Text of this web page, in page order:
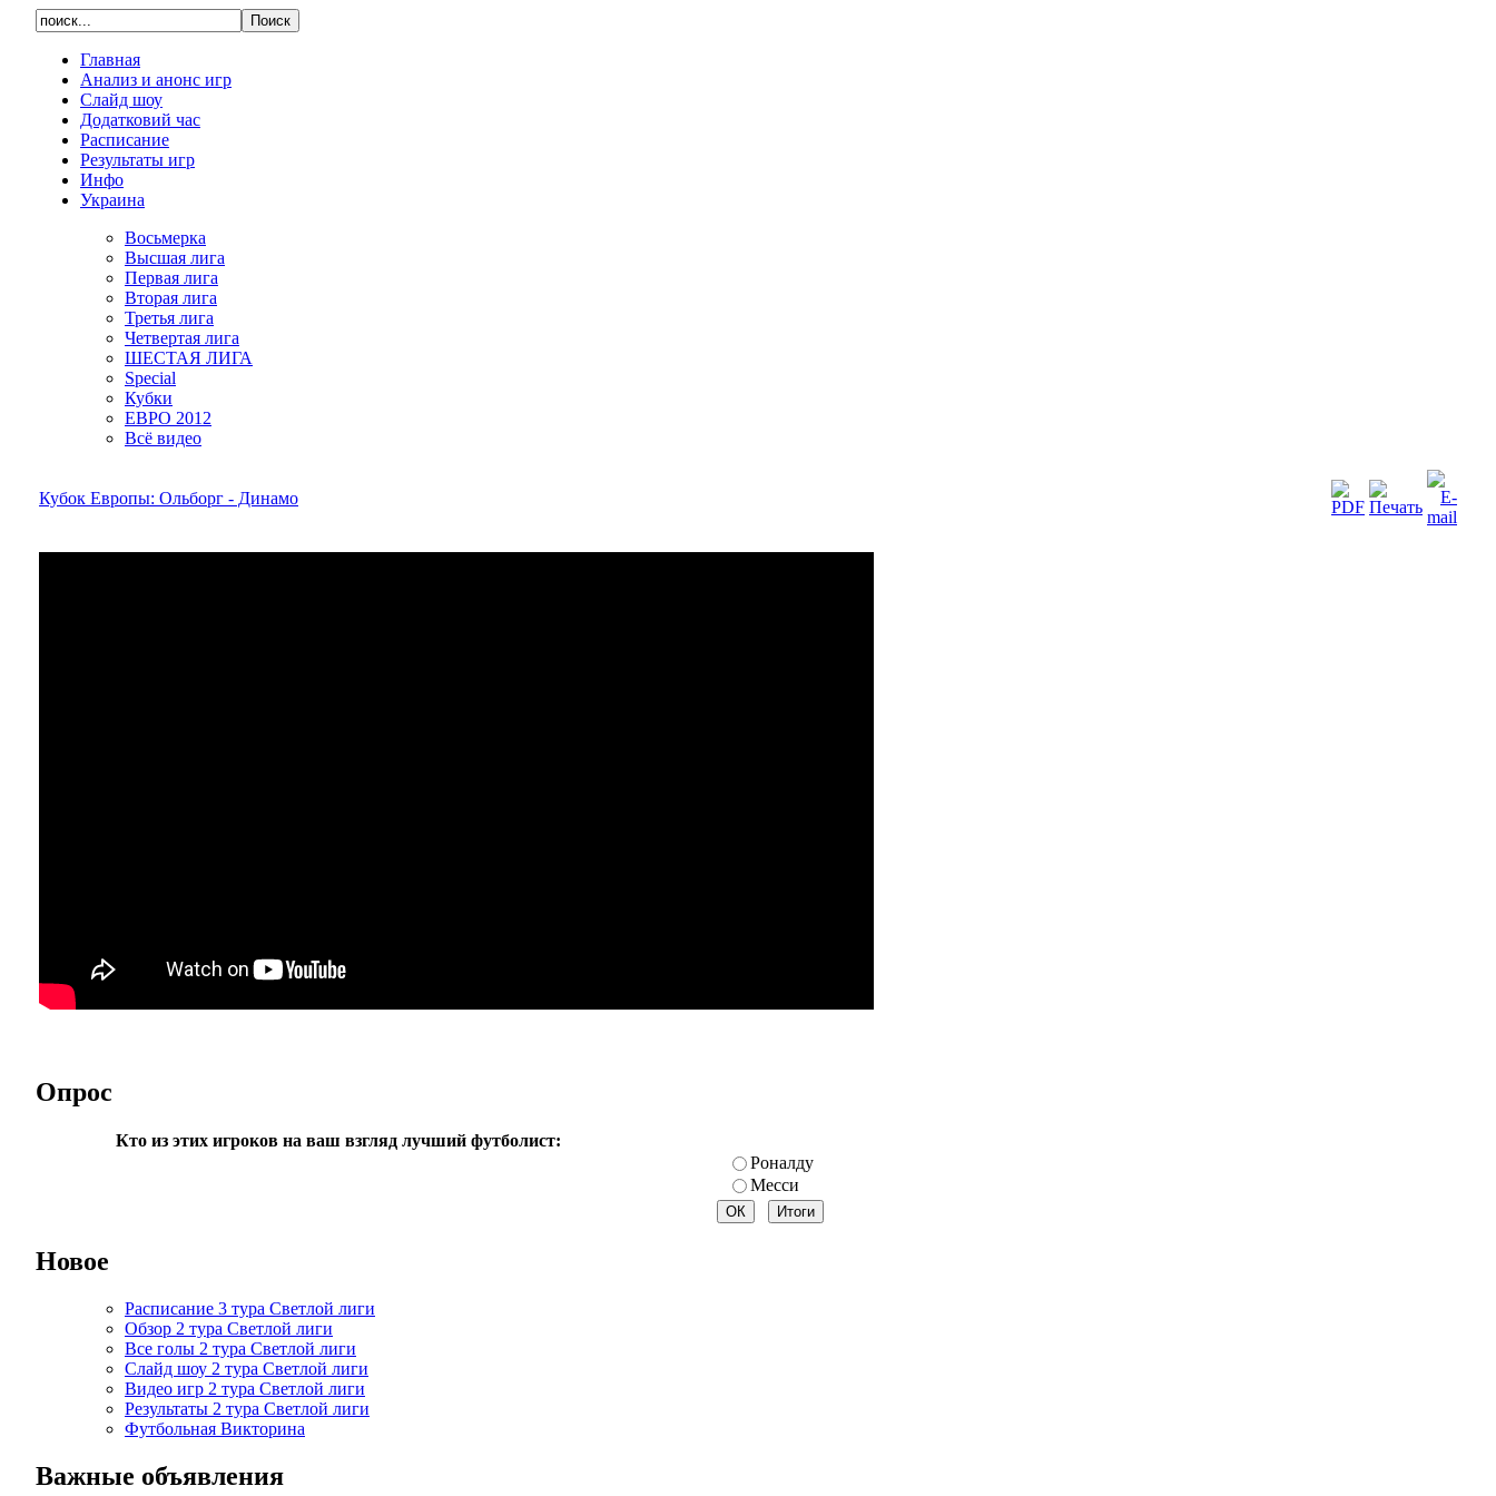
Главная
Анализ и анонс игр
Слайд шоу
Додатковий час
Расписание
Результаты игр
Инфо
Украина
Восьмерка
Высшая лига
Первая лига
Вторая лига
Третья лига
Четвертая лига
ШЕСТАЯ ЛИГА
Special
Кубки
ЕВРО 2012
Всё видео
Кубок Европы: Ольборг - Динамо
Опрос
Кто из этих игроков на ваш взгляд лучший футболист:
Роналду
Месси
Новое
Расписание 3 тура Светлой лиги
Обзор 2 тура Светлой лиги
Все голы 2 тура Светлой лиги
Слайд шоу 2 тура Светлой лиги
Видео игр 2 тура Светлой лиги
Результаты 2 тура Светлой лиги
Футбольная Викторина
Важные объявления